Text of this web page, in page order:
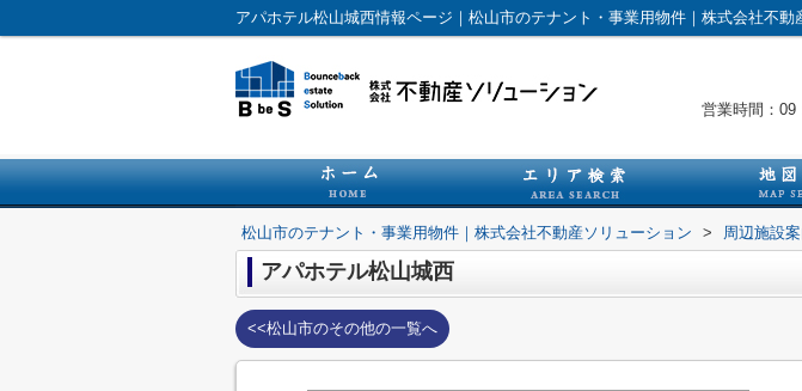
アパホテル松山城西情報ページ｜松山市のテナント・事業用物件｜株式会社不動
営業時間：
松山市のテナント・事業用物件｜株式会社不動産ソリューション > 周辺施設
アパホテル松山城西
<<松山市のその他の一覧へ